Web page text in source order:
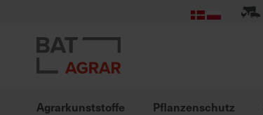
springen
Agrarkunststoffe Pflanzenschutz